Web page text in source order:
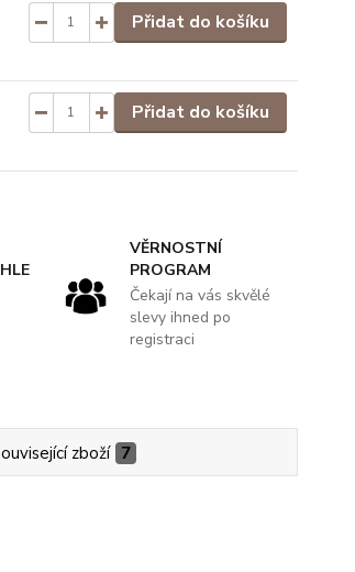
Přidat do košíku
Přidat do košíku
VĚRNOSTNÍ
PROGRAM
Čekají na vás skvělé
slevy ihned po
registraci
zboží 7